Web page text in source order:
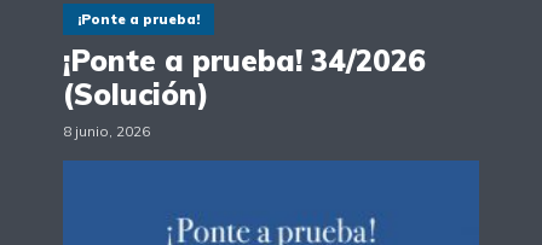
¡Ponte a prueba!
¡Ponte a prueba! 34/2026
(Solución)
8 junio, 2026